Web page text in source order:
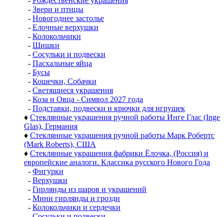
- Звери и птицы
- Новогоднее застолье
- Елочные верхушки
- Колокольчики
- Шишки
- Сосульки и подвески
- Пасхальные яйца
- Бусы
- Кошечки, Собачки
- Светящиеся украшения
- Коза и Овца - Символ 2027 года
- Подставки, подвески и крючки для игрушек
♦ Стеклянные украшения ручной работы Инге Глас (Inge
Glas), Германия
♦ Стеклянные украшения ручной работы Марк Робертс
(Mark Roberts), США
♦ Стеклянные украшения фабрики Ёлочка, (Россия) и
европейские аналоги. Классика русского Нового Года
- Фигурки
- Верхушки
- Гирлянды из шаров и украшений
- Мини гирлянды и грозди
- Колокольчики и сердечки